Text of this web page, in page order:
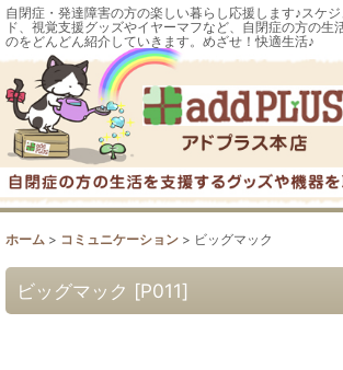
自閉症・発達障害の方の楽しい暮らし応援します♪スケ
ド、視覚支援グッズやイヤーマフなど、自閉症の方の生
のをどんどん紹介していきます。めざせ！快適生活♪
ホーム > コミュニケーション > ビッグマック
ビッグマック [P011]